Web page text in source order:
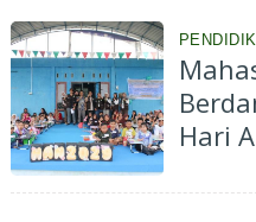
Hari